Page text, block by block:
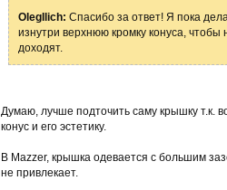
OlegIlich: Спасибо за ответ! Я пока
изнутри верхнюю кромку конуса, чтобы
доходят.
Думаю, лучше подточить саму крышку
конус и его эстетику.
В Mazzer, крышка одевается с большим
не привлекает.